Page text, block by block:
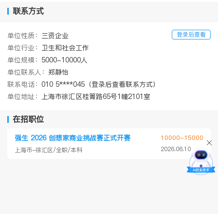
联系方式
登录后查看
单位性质： 三资企业
单位行业： 卫生和社会工作
单位规模： 5000-10000人
单位联系人： 郑静怡
联系电话： 010 5****045（登录后查看联系方式）
单位地址： 上海市徐汇区桂箐路65号1幢2101室
在招职位
强生 2026 创想家商业挑战赛正式开赛
上海市-徐汇区/全职/本科
10000-15000
2026.06.10